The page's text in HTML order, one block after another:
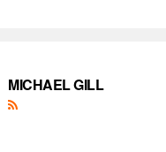
MICHAEL GILL